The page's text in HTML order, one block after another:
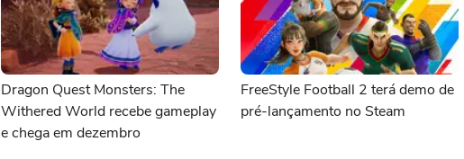
Dragon Quest Monsters: The
Withered World recebe gameplay
e chega em dezembro
FreeStyle Football 2 terá demo de
pré-lançamento no Steam